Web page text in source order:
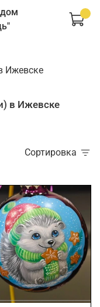
Ижевске
в Ижевске
Сортировка